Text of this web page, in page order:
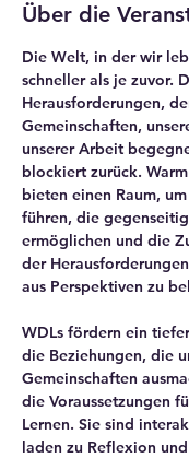
Über die
Die Welt, in der wir
schneller als je zuvor.
Herausforderungen,
Gemeinschaften,
unserer Arbeit
blockiert zurück.
bieten einen Raum,
führen, die
ermöglichen und die
der
aus Perspektiven zu
WDLs fördern ein
die Beziehungen, die
Gemeinschaften
die Voraussetzungen
Lernen. Sie sind
laden zu Reflexion und